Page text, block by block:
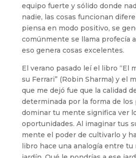
equipo fuerte y sólido donde
nadie, las cosas funcionan
piensa en modo positivo, se
comúnmente se llama profecía
eso genera cosas excelentes.
El verano pasado leí el libro “El
su Ferrari” (Robin Sharma) y el
que me dejó fue que la calidad
determinada por la forma de
dominar tu mente significa ver
oportunidades. Al imaginar tus
mente el poder de cultivarlo y
libro hace una analogía entre